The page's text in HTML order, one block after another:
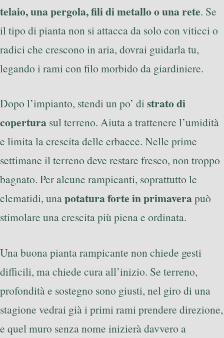
telaio, una pergola, fili di metallo o una rete. Se
il tipo di pianta non si attacca da solo con viticci o
radici che crescono in aria, dovrai guidarla tu,
legando i rami con filo morbido da giardiniere.
Dopo l’impianto, stendi un po’ distrato di
copertura sul terreno. Aiuta a trattenere l’umidità
e limita la crescita delle erbacce. Nelle prime
settimane il terreno deve restare fresco, non troppo
bagnato. Per alcune rampicanti, soprattutto le
clematidi, unapotatura forte in primaverapuò
stimolare una crescita più piena e ordinata.
Una buona pianta rampicante non chiede gesti
difficili, ma chiede cura all’inizio. Se terreno,
profondità e sostegno sono giusti, nel giro di una
stagione vedrai già i primi rami prendere direzione,
e quel muro senza nome inizierà davvero a